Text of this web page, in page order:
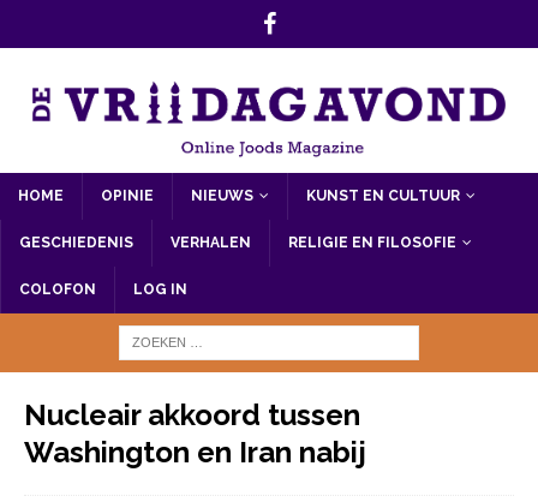
HOME OPINIE NIEUWS KUNST EN CULTUUR
GESCHIEDENIS VERHALEN RELIGIE EN FILOSOFIE
COLOFON LOG IN
Nucleair akkoord tussen
Washington en Iran nabij